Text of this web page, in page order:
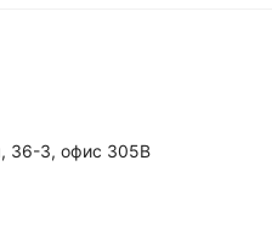
36-3, офис 305В